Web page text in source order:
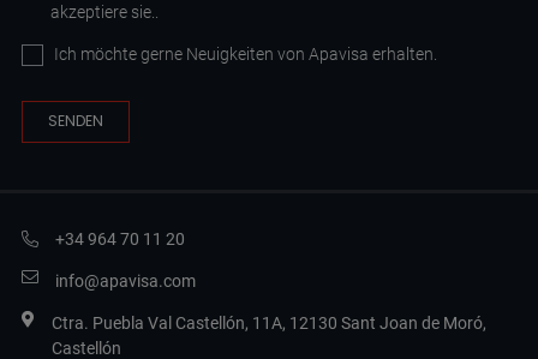
akzeptiere sie.
Ich möchte gerne Neuigkeiten von Apavisa erhalten.
+34 964 70 11 20
info@apavisa.com
Ctra. Puebla Val Castellón, 11A, 12130 Sant Joan de Moró,
Castellón